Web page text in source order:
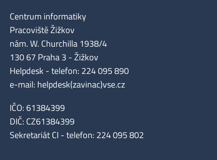
Centrum informatiky
Pracoviště Žižkov
nám. W. Churchilla 1938/4
130 67 Praha 3 - Žižkov
Helpdesk - telefon: 224 095 890
e-mail: helpdesk(zavinac)vse.cz
IČO: 61384399
DIČ: CZ61384399
Sekretariát CI - telefon: 224 095 802